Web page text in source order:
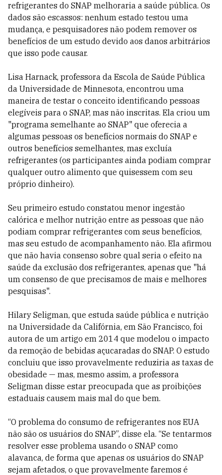
refrigerantes do SNAP melhoraria a saúde pública. Os
dados são escassos: nenhum estado testou uma
mudança, e pesquisadores não podem remover os
benefícios de um estudo devido aos danos arbitrários
que isso pode causar.
Lisa Harnack, professora da Escola de Saúde Pública
da Universidade de Minnesota, encontrou uma
maneira de testar o conceito identificando pessoas
elegíveis para o SNAP, mas não inscritas. Ela criou um
"programa semelhante ao SNAP" que oferecia a
algumas pessoas os benefícios normais do SNAP e
outros benefícios semelhantes, mas excluía
refrigerantes (os participantes ainda podiam comprar
qualquer outro alimento que quisessem com seu
próprio dinheiro).
Seu primeiro estudo constatou menor ingestão
calórica e melhor nutrição entre as pessoas que não
podiam comprar refrigerantes com seus benefícios,
mas seu estudo de acompanhamento não. Ela afirmou
que não havia consenso sobre qual seria o efeito na
saúde da exclusão dos refrigerantes, apenas que "há
um consenso de que precisamos de mais e melhores
pesquisas".
Hilary Seligman, que estuda saúde pública e nutrição
na Universidade da Califórnia, em São Francisco, foi
autora de um artigo em 2014 que modelou o impacto
da remoção de bebidas açucaradas do SNAP. O estudo
concluiu que isso provavelmente reduziria as taxas de
obesidade — mas, mesmo assim, a professora
Seligman disse estar preocupada que as proibições
estaduais causem mais mal do que bem.
“O problema do consumo de refrigerantes nos EUA
não são os usuários do SNAP”, disse ela. “Se tentarmos
resolver esse problema usando o SNAP como
alavanca, de forma que apenas os usuários do SNAP
sejam afetados, o que provavelmente faremos é